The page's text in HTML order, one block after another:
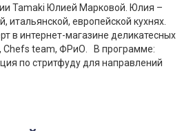
Tamaki Юлией Марковой. Юлия –
итальянской, европейской кухнях.
в интернет-магазине деликатесных
Сhefs team, ФРиО. В программе:
по стритфуду для направлений